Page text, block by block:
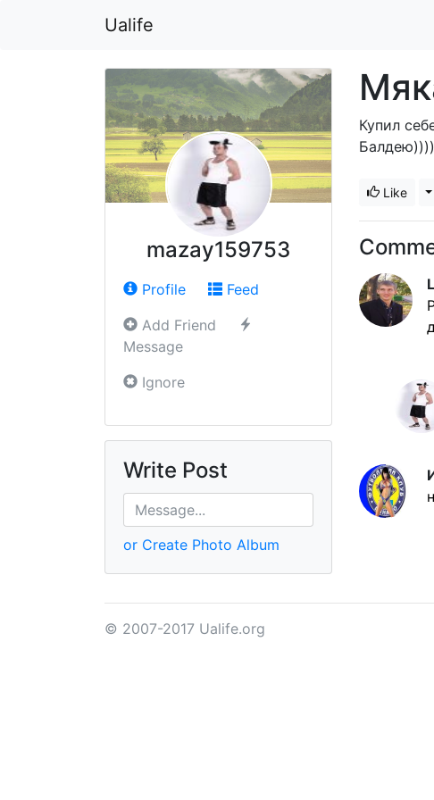
Ualife
mazay159753
Profile
Feed
Add Friend
Message
Ignore
Write Post
or Create Photo Album
Купил
Like
© 2007-2017 Ualife.org